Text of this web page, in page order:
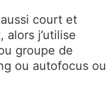
court et
j’utilise
groupe de
ou autofocus ou